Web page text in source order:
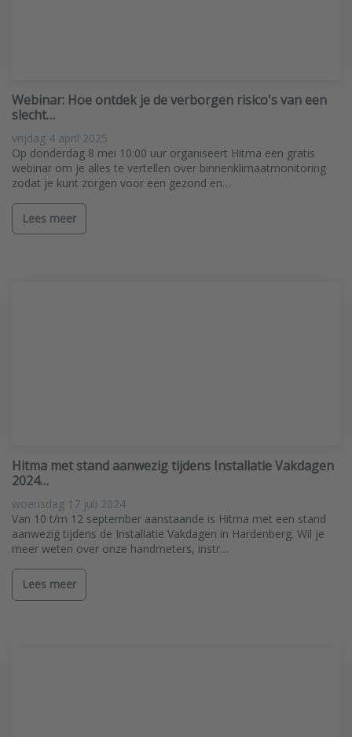
Webinar: Hoe ontdek je de verborgen risico's van een
slecht…
vrijdag 4 april 2025
Op donderdag 8 mei 10:00 uur organiseert Hitma een gratis
webinar om je alles te vertellen over binnenklimaatmonitoring
zodat je kunt zorgen voor een gezond en…
Lees meer
Hitma met stand aanwezig tijdens Installatie Vakdagen
2024…
woensdag 17 juli 2024
Van 10 t/m 12 september aanstaande is Hitma met een stand
aanwezig tijdens de Installatie Vakdagen in Hardenberg. Wil je
meer weten over onze handmeters, instr…
Lees meer